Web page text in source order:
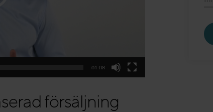
01:08
försäljning